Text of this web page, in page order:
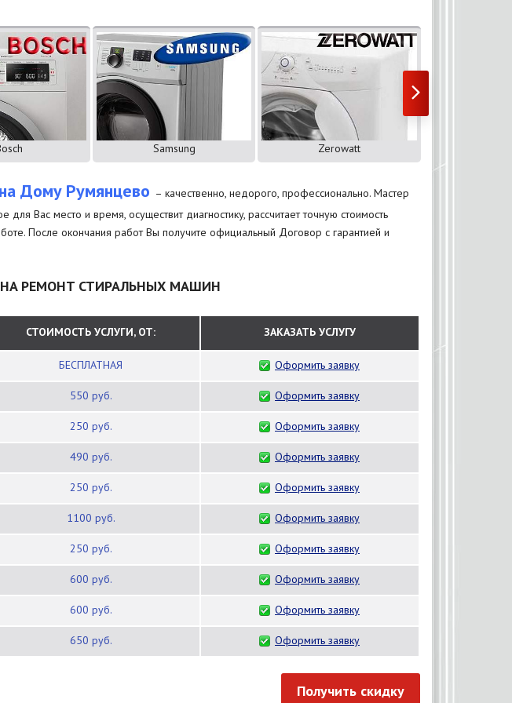
Samsung Zerowatt
Дому Румянцево
– качественно, недорого, профессионально. Мастер
Вас место и время, осуществит диагностику, рассчитает точную стоимость
После окончания работ Вы получите официальный Договор с гарантией и
РЕМОНТ СТИРАЛЬНЫХ МАШИН
СТОИМОСТЬ УСЛУГИ, ОТ: ЗАКАЗАТЬ УСЛУГУ
БЕСПЛАТНАЯ Оформить заявку
550 руб. Оформить заявку
250 руб. Оформить заявку
490 руб. Оформить заявку
250 руб. Оформить заявку
1100 руб. Оформить заявку
250 руб. Оформить заявку
600 руб. Оформить заявку
600 руб. Оформить заявку
650 руб. Оформить заявку
Получить скидку